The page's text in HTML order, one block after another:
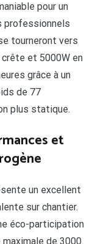
pour un
professionnels
tourneront vers
crête et 5000W en
grâce à un
de 77
plus statique.
et
un excellent
sur chantier.
éco-participation
de 3000